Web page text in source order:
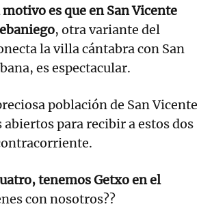
es que en San Vicente
, otra variante del
la villa cántabra con San
es espectacular.
población de San Vicente
abiertos para recibir a estos dos
tenemos Getxo en el
con nosotros??